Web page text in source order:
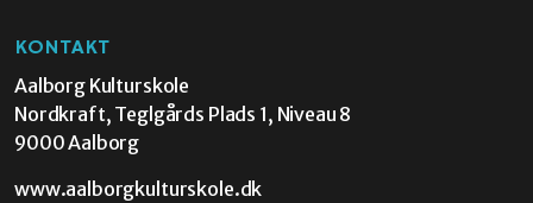
KONTAKT
Aalborg Kulturskole
Nordkraft, Teglgårds Plads 1, Niveau 8
9000 Aalborg
www.aalborgkulturskole.dk